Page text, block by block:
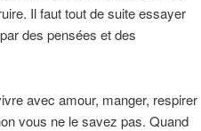
Il faut tout de suite essayer
des pensées et des
avec amour, manger, respirer
vous ne le savez pas. Quand